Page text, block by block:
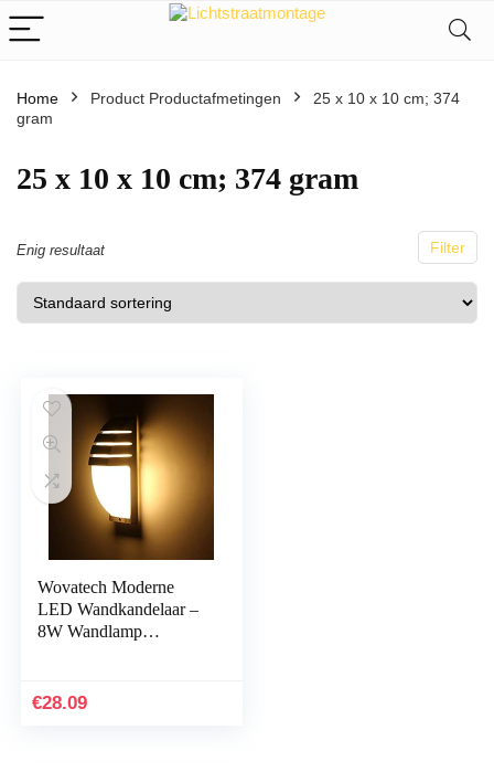
Home Product Productafmetingen
25 x 10 x 10 cm; 374
gram
25 x 10 x 10 cm; 374 gram
Filter
Enig resultaat
Wovatech Moderne
LED Wandkandelaar –
8W Wandlamp
voor Thuis Hal
€28.09